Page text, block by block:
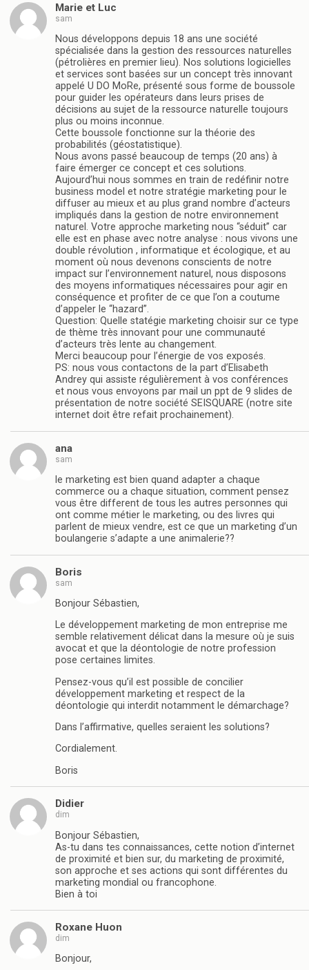
Marie et Luc
sam
Nous développons depuis 18 ans une société
spécialisée dans la gestion des ressources naturelles
(pétrolières en premier lieu). Nos solutions logicielles
et services sont basées sur un concept très innovant
appelé U DO MoRe, présenté sous forme de boussole
pour guider les opérateurs dans leurs prises de
décisions au sujet de la ressource naturelle toujours
plus ou moins inconnue.
Cette boussole fonctionne sur la théorie des
probabilités (géostatistique).
Nous avons passé beaucoup de temps (20 ans) à
faire émerger ce concept et ces solutions.
Aujourd’hui nous sommes en train de redéfinir notre
business model et notre stratégie marketing pour le
diffuser au mieux et au plus grand nombre d’acteurs
impliqués dans la gestion de notre environnement
naturel. Votre approche marketing nous “séduit” car
elle est en phase avec notre analyse : nous vivons une
double révolution , informatique et écologique, et au
moment où nous devenons conscients de notre
impact sur l’environnement naturel, nous disposons
des moyens informatiques nécessaires pour agir en
conséquence et profiter de ce que l’on a coutume
d’appeler le “hazard”.
Question: Quelle statégie marketing choisir sur ce type
de thème très innovant pour une communauté
d’acteurs très lente au changement.
Merci beaucoup pour l’énergie de vos exposés.
PS: nous vous contactons de la part d’Elisabeth
Andrey qui assiste régulièrement à vos conférences
et nous vous envoyons par mail un ppt de 9 slides de
présentation de notre société SEISQUARE (notre site
internet doit être refait prochainement).
ana
sam
le marketing est bien quand adapter a chaque
commerce ou a chaque situation, comment pensez
vous être different de tous les autres personnes qui
ont comme métier le marketing, ou des livres qui
parlent de mieux vendre, est ce que un marketing d’un
boulangerie s’adapte a une animalerie??
Boris
sam
Bonjour Sébastien,
Le développement marketing de mon entreprise me
semble relativement délicat dans la mesure où je suis
avocat et que la déontologie de notre profession
pose certaines limites.
Pensez-vous qu’il est possible de concilier
développement marketing et respect de la
déontologie qui interdit notamment le démarchage?
Dans l’affirmative, quelles seraient les solutions?
Cordialement.
Boris
Didier
dim
Bonjour Sébastien,
As-tu dans tes connaissances, cette notion d’internet
de proximité et bien sur, du marketing de proximité,
son approche et ses actions qui sont différentes du
marketing mondial ou francophone.
Bien à toi
Roxane Huon
dim
Bonjour,